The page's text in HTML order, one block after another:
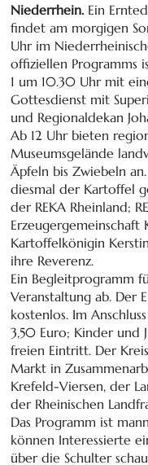
Niederrhein. Ein
findet am morgigen
Uhr im
offiziellen Programms
1 um 10.30 Uhr mit
Gottesdienst mit
und Regionaldekan
Ab 12 Uhr bieten
Museumsgelände
Äpfeln bis Zwiebeln
diesmal der Kartoffel
der REKA Rheinland;
Erzeugergemeinschaft
Kartoffelkönigin
ihre Reverenz.
Ein Begleitprogramm
Veranstaltung ab. Der
kostenlos. Im
3,50 Euro; Kinder und
freien Eintritt. Der
Markt in
Krefeld-Viersen, der
der Rheinischen
Das Programm ist
können Interessierte
über die Schulter